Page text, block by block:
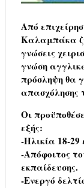
Από
Καλαμπάκα
γνώσεις
γνώση
πρόσληψη θα
απασχόλησης
Οι
εξής:
-Ηλικία 18-29
-Απόφοιτος
εκπαίδευσης.
-Ενεργό